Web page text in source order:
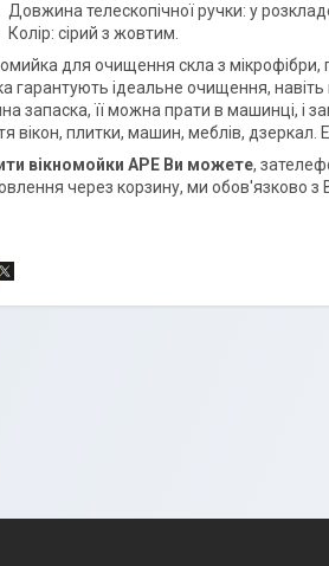
Довжина телескопічної ручки: у
Колір: сірий з жовтим.
для очищення скла з
гарантують ідеальне очищення,
запаска, її можна прати в машинці, і
вікон, плитки, машин, меблів, дзеркал.
вікномойки APE Ви можете,
через корзину, ми обов'язково з